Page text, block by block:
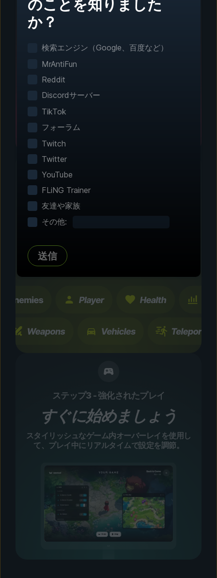
ステップ1 - ダウンロードとインストール
ワンクリック設定
スマートゲーム検出がインストール済みのゲーム
ステップ2 - 機能を選択
エクスペリエンスをカス
数百にも及ぶコミュニティテスト済みの強化およ
び機能を探索。すべての変更は一時的なもので、
ステップ3 - 強化されたプレイ
すぐに始めましょう
スタイリッシュなゲーム内オーバーレイを使用し
て、プレイ中にリアルタイムで設定を調節。
のことを知りました
か？
検索エンジン（Google、百度など）
MrAntiFun
Reddit
Discordサーバー
TikTok
フォーラム
Twitch
Twitter
YouTube
FLiNG Trainer
友達や家族
その他:
送信